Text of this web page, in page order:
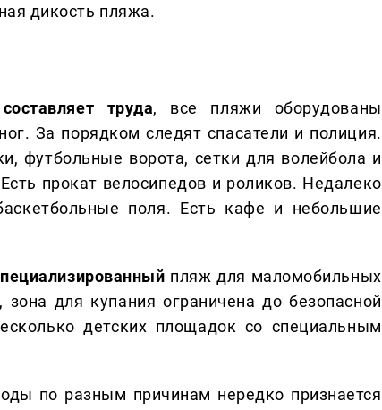
дикость пляжа.
труда, все пляжи оборудованы
За порядком следят спасатели и полиция.
футбольные ворота, сетки для волейбола и
прокат велосипедов и роликов. Недалеко
поля. Есть кафе и небольшие
пляж для маломобильных
для купания ограничена до безопасной
детских площадок со специальным
по разным причинам нередко признается